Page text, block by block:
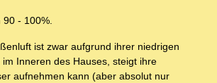
90 - 100%.
ist zwar aufgrund ihrer niedrigen
Inneren des Hauses, steigt ihre
aufnehmen kann (aber absolut nur